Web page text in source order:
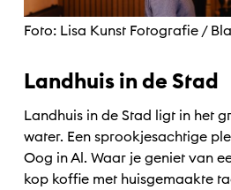
Foto: Lisa Kunst Fotografie /
Landhuis in de Stad
Landhuis in de Stad ligt in het
water. Een sprookjesachtige
Oog in Al. Waar je geniet van
kop koffie met huisgemaakte